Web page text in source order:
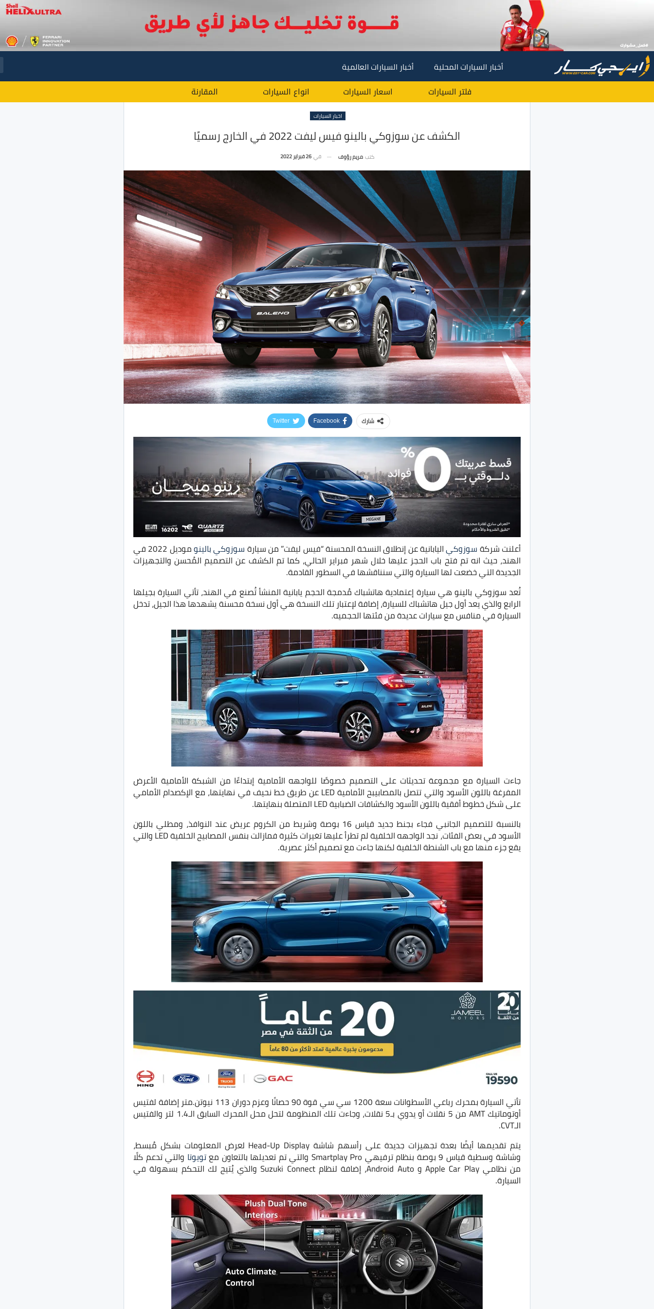
أخبار السيارات المحلية أخبار السيارات العالمية
فلتر السيارات اسعار السيارات انواع السيارات المقارنة
اخبار السيارات
الكشف عن سوزوكي بالينو فيس ليفت 2022 في الخارج رسميًا
كتب مريم رؤوف في 26 فبراير 2022
شارك Facebook
Twitter
أعلنت شركةسوزوكياليابانية عن إنطلاق النسخة المحسنة “فيس ليفت” من سيارةسوزوكي بالينو موديل 2022 في
الهند، حيث انه تم فتح باب الحجز عليها خلال شهر فبراير الحالي، كما تم الكشف عن التصميم المُحسن والتجهيزات
الجديدة التي خضعت لها السيارة والتي سنناقشها في السطور القادمة.
تُعد سوزوكي بالينو هي سيارة إعتمادية هاتشباك مُدمجة الحجم يابانية المنشأ تُصنع في الهند، تأتي السيارة بجيلها
الرابع والذي يعد أول جيل هاتشباك للسيارة، إضافة لإعتبار تلك النسخة هي أول نسخة محسنة يشهدها هذا الجيل، تدخل
السيارة في منافس مع سيارات عديدة من فئتها الحجميه.
جاءت السيارة مع مجموعة تحديثات على التصميم خصوصًا للواجهه الأمامية إبتداءًا من الشبكة الأمامية الأعرض
المفرغة باللون الأسود والتي تتصل بالمصابيبح الأمامية LED عن طريق خط نحيف في نهايتها، مع الإكصدام الأمامي
على شكل خطوط أفقية باللون الأسود والكشافات الضبابية LED المتصلة بنهايتها.
بالنسبة للتصميم الجانبي فجاء بجنط جديد قياس 16 بوصة وشريط من الكروم عريض عند النوافذ، ومطلي باللون
الأسود في بعض الفئات، نجد الواجهه الخلفية لم تطرأ عليها تغيرات كثيرة فمازالت بنفس المصابيح الخلفية LED والتي
يقع جزء منها مع باب الشنطة الخلفية لكنها جاءت مع تصميم أكثر عصرية.
تأتي السيارة بمحرك رباعي الأسطوانات سعة 1200 سي سي قوة 90 حصانًا وعزم دوران 113 نيوتن.متر إضافة لفتيس
أوتوماتيك AMT من 5 نقلات أو يدوي بـ5 نقلات، وجاءت تلك المنظومة لتحل محل المحرك السابق الـ1.4 لتر والفتيس
الـCVT.
يتم تقديمها أيضًا بعدة تجهيزات جديدة على رأسهم شاشة Head-Up Display لعرض المعلومات بشكل مُبسط،
وشاشة وسطية قياس 9 بوصة بنظام ترفيهي Smartplay Pro والتي تم تعديلها بالتعاون مع تويوتا والتي تدعم كلًا
من نظامي Apple Car Play و Android Auto، إضافة لنظام Suzuki Connect والذي يُتيح لك التحكم بسهولة في
السيارة.